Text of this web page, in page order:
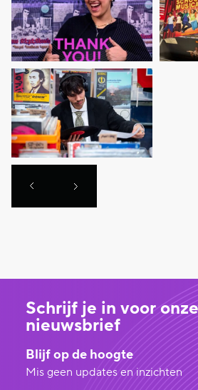
Schrijf je in voor onze
nieuwsbrief
Blijf op de hoogte
Mis geen updates en inzichten